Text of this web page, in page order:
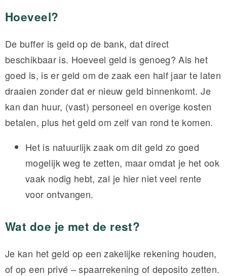
Hoeveel?
De buffer is geld op de bank, dat direct
beschikbaar is. Hoeveel geld is genoeg? Als het
goed is, is er geld om de zaak een half jaar te laten
draaien zonder dat er nieuw geld binnenkomt. Je
kan dan huur, (vast) personeel en overige kosten
betalen, plus het geld om zelf van rond te komen.
Het is natuurlijk zaak om dit geld zo goed
mogelijk weg te zetten, maar omdat je het ook
vaak nodig hebt, zal je hier niet veel rente
voor ontvangen.
Wat doe je met de rest?
Je kan het geld op een zakelijke rekening houden,
of op een privé – spaarrekening of deposito zetten.